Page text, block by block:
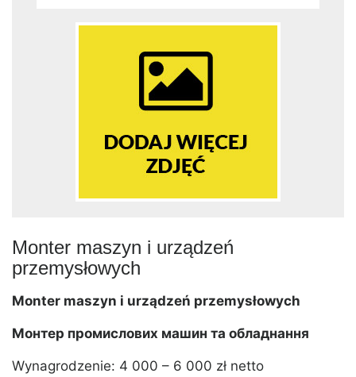
Monter maszyn i urządzeń
przemysłowych
Monter maszyn i urządzeń przemysłowych
Монтер промислових машин та обладнання
Wynagrodzenie: 4 000 – 6 000 zł netto